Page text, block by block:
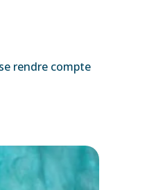
rendre compte